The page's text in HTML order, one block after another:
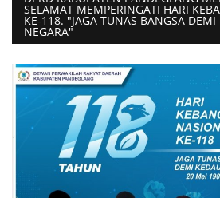
SELAMAT MEMPERINGATI HARI
KE-118. "JAGA TUNAS BANGSA DEMI
NEGARA"